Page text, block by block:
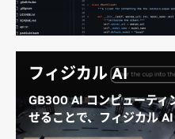
を開発、ファインチューニ
リとパフォーマンスを提供
フィジカル AI
GB300 AI コンピューティ
せることで、フィジカル